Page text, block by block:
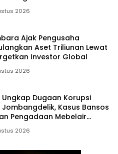
2026
Ajak Pengusaha
Aset Triliunan Lewat
Investor Global
2026
Ungkap Dugaan Korupsi
Jombangdelik, Kasus Bansos
Pengadaan Mebelair
ke Kejati Jatim
2026